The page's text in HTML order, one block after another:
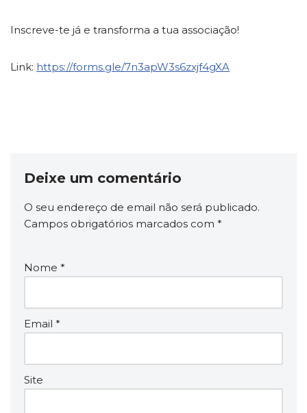
Inscreve-te já e transforma a tua associação!
Link: https://forms.gle/7n3apW3s6zxjf4gXA
Deixe um comentário
O seu endereço de email não será publicado.
Campos obrigatórios marcados com *
Nome *
Email *
Site